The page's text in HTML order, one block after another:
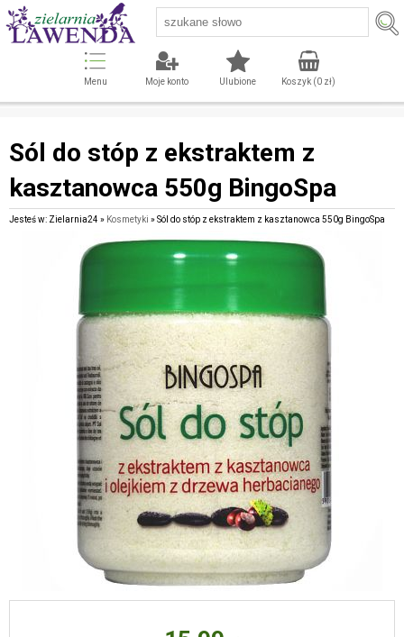
Menu Moje konto Ulubione Koszyk (0zł)
Sól do stóp z ekstraktem z
kasztanowca 550g BingoSpa
Jesteś w: Zielarnia24 » Kosmetyki » Sól do stóp z ekstraktem z kasztanowca 550g BingoSpa